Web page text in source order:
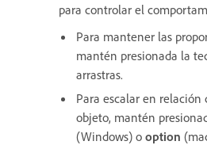
para controlar el
Para mantener las
mantén presionada la
arrastras.
Para escalar en
objeto, mantén
(Windows) o option